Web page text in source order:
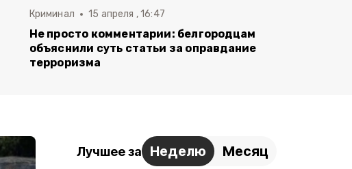
Криминал 15 апреля , 16:47
Не просто комментарии: белгородцам
объяснили суть статьи за оправдание
терроризма
Лучшее за Неделю Месяц